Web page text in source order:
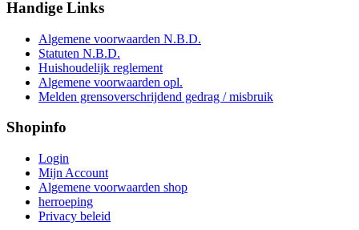
Handige Links
Algemene voorwaarden N.B.D.
Statuten N.B.D.
Huishoudelijk reglement
Algemene voorwaarden opl.
Melden grensoverschrijdend gedrag / misbruik
Shopinfo
Login
Mijn Account
Algemene voorwaarden shop
herroeping
Privacy beleid